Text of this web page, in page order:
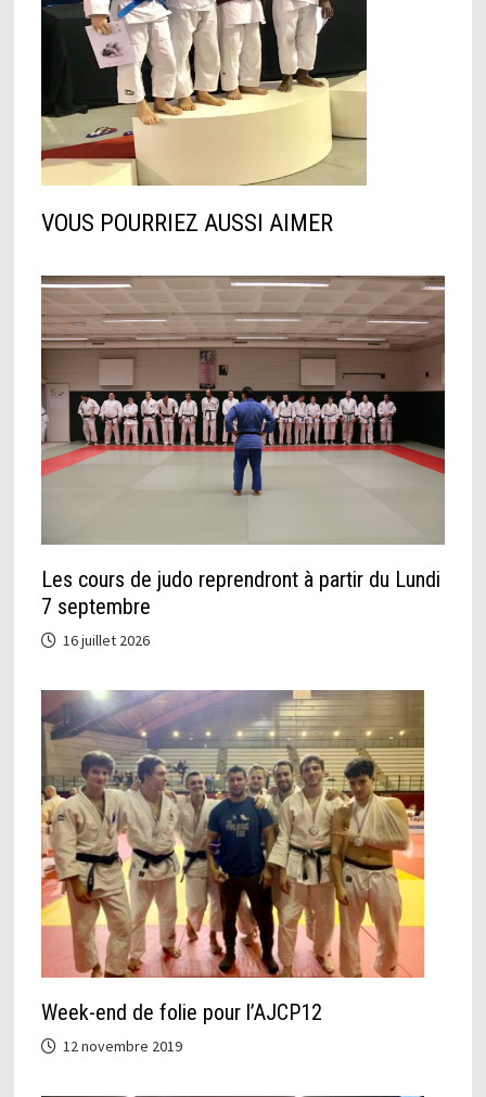
VOUS POURRIEZ AUSSI AIMER
Les cours de judo reprendront à partir du Lundi
7 septembre
16 juillet 2026
Week-end de folie pour l’AJCP12
12 novembre 2019